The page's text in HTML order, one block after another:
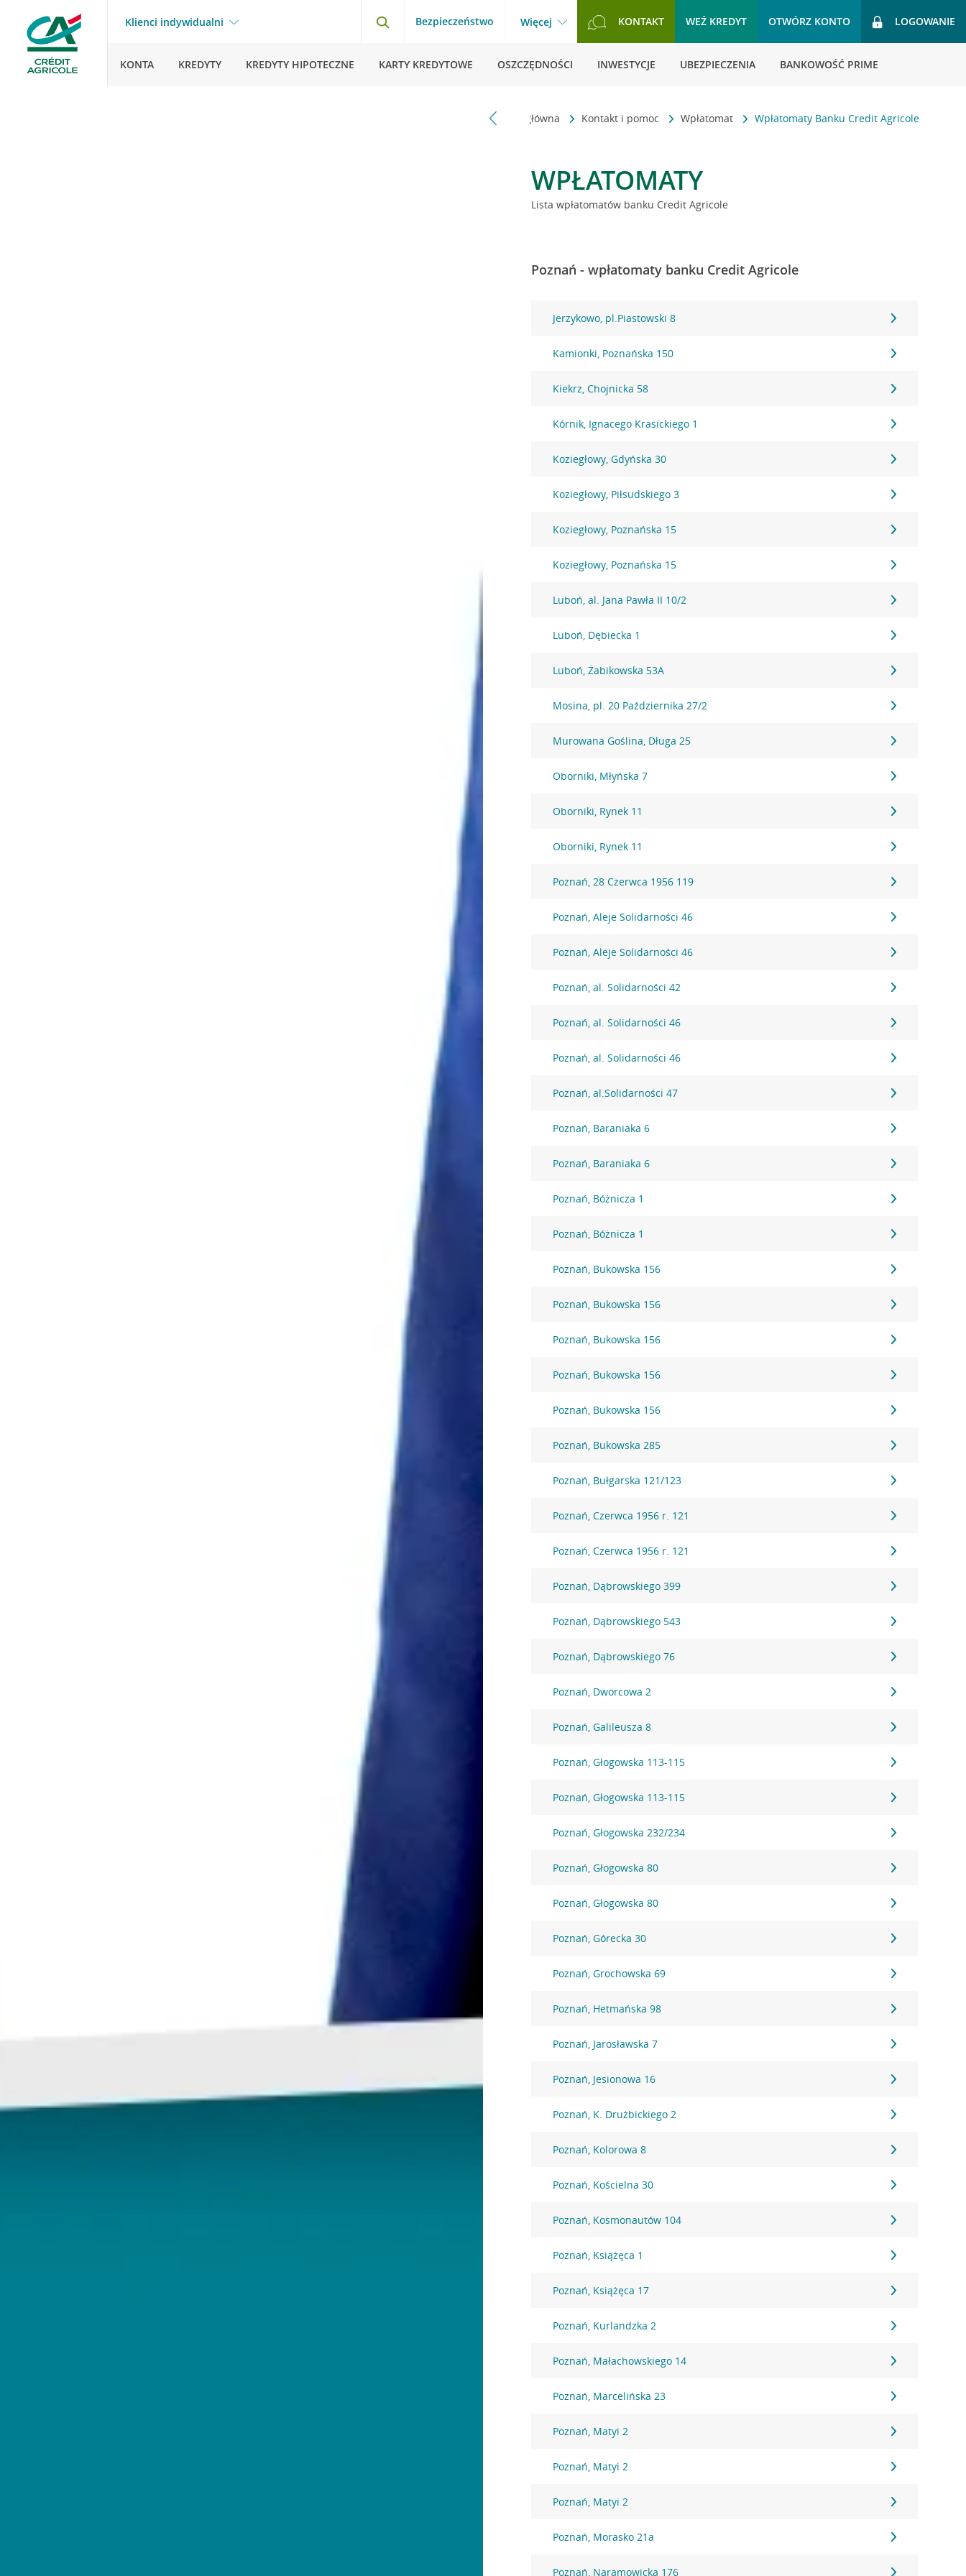
Klienci indywidualni Bezpieczeństwo Więcej KONTAKT WEŹ KREDYT OTWÓRZ KONTO LOGOWANIE
KONTA KREDYTY KREDYTY HIPOTECZNE KARTY KREDYTOWE OSZCZĘDNOŚCI INWESTYCJE UBEZPIECZENIA BANKOWOŚĆ PRIME
Strona główna Kontakt i pomoc Wpłatomat Wpłatomaty Banku Credit Agricole
WPŁATOMATY
Lista wpłatomatów banku Credit Agricole
Poznań - wpłatomaty banku Credit Agricole
Jerzykowo, pl.Piastowski 8
Kamionki, Poznańska 150
Kiekrz, Chojnicka 58
Kórnik, Ignacego Krasickiego 1
Koziegłowy, Gdyńska 30
Koziegłowy, Piłsudskiego 3
Koziegłowy, Poznańska 15
Koziegłowy, Poznańska 15
Luboń, al. Jana Pawła II 10/2
Luboń, Dębiecka 1
Luboń, Żabikowska 53A
Mosina, pl. 20 Października 27/2
Murowana Goślina, Długa 25
Oborniki, Młyńska 7
Oborniki, Rynek 11
Oborniki, Rynek 11
Poznań, 28 Czerwca 1956 119
Poznań, Aleje Solidarności 46
Poznań, Aleje Solidarności 46
Poznań, al. Solidarności 42
Poznań, al. Solidarności 46
Poznań, al. Solidarności 46
Poznań, al.Solidarności 47
Poznań, Baraniaka 6
Poznań, Baraniaka 6
Poznań, Bóżnicza 1
Poznań, Bóżnicza 1
Poznań, Bukowska 156
Poznań, Bukowska 156
Poznań, Bukowska 156
Poznań, Bukowska 156
Poznań, Bukowska 156
Poznań, Bukowska 285
Poznań, Bułgarska 121/123
Poznań, Czerwca 1956 r. 121
Poznań, Czerwca 1956 r. 121
Poznań, Dąbrowskiego 399
Poznań, Dąbrowskiego 543
Poznań, Dąbrowskiego 76
Poznań, Dworcowa 2
Poznań, Galileusza 8
Poznań, Głogowska 113-115
Poznań, Głogowska 113-115
Poznań, Głogowska 232/234
Poznań, Głogowska 80
Poznań, Głogowska 80
Poznań, Górecka 30
Poznań, Grochowska 69
Poznań, Hetmańska 98
Poznań, Jarosławska 7
Poznań, Jesionowa 16
Poznań, K. Drużbickiego 2
Poznań, Kolorowa 8
Poznań, Kościelna 30
Poznań, Kosmonautów 104
Poznań, Książęca 1
Poznań, Książęca 17
Poznań, Kurlandzka 2
Poznań, Małachowskiego 14
Poznań, Marcelińska 23
Poznań, Matyi 2
Poznań, Matyi 2
Poznań, Matyi 2
Poznań, Morasko 21a
Poznań, Naramowicka 176